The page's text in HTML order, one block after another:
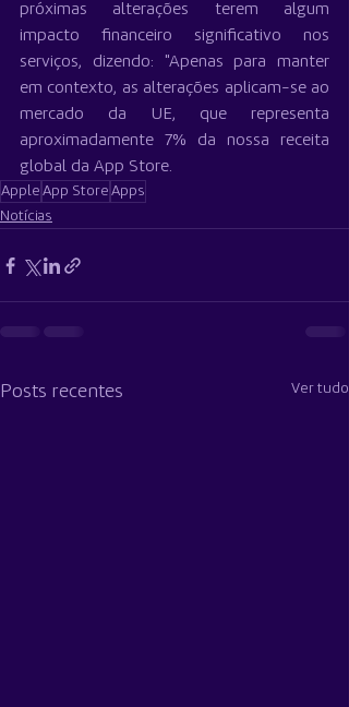
próximas alterações terem algum
impacto financeiro significativo nos
serviços, dizendo: "Apenas para manter
em contexto, as alterações aplicam-se ao
mercado da UE, que representa
aproximadamente 7% da nossa receita
global da App Store.
Apple App Store Apps
Notícias
Posts recentes Ver tudo